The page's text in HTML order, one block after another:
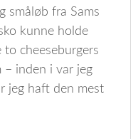
småløb fra Sams
kunne holde
cheeseburgers
– inden i var jeg
jeg haft den mest